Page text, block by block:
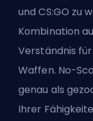
und CS:GO zu
Kombination
Verständnis
Waffen. No-
genau als
Ihrer